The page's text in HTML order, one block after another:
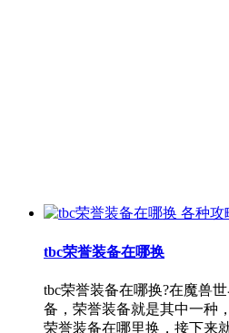
各种攻
tbc荣誉装备在哪换
tbc荣誉装备在哪换?在魔兽
备，荣誉装备就是其中一种
荣誉装备在哪里换，接下来